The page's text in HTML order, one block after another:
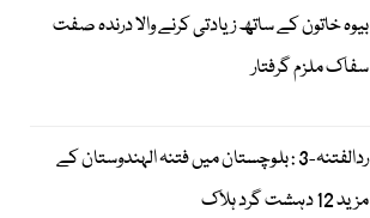
بیوہ خاتون کے ساتھ زیادتی کرنے والا درندہ صفت
سفاک ملزم گرفتار
ردالفتنہ-3 : بلوچستان میں فتنہ الہندوستان کے
مزید 12 دہشت گرد ہلاک